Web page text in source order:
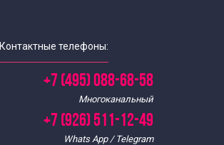
Контактные телефоны:
+7 (495) 088-68-58
Многоканальный
+7 (926) 511-12-49
Whats App / Telegram